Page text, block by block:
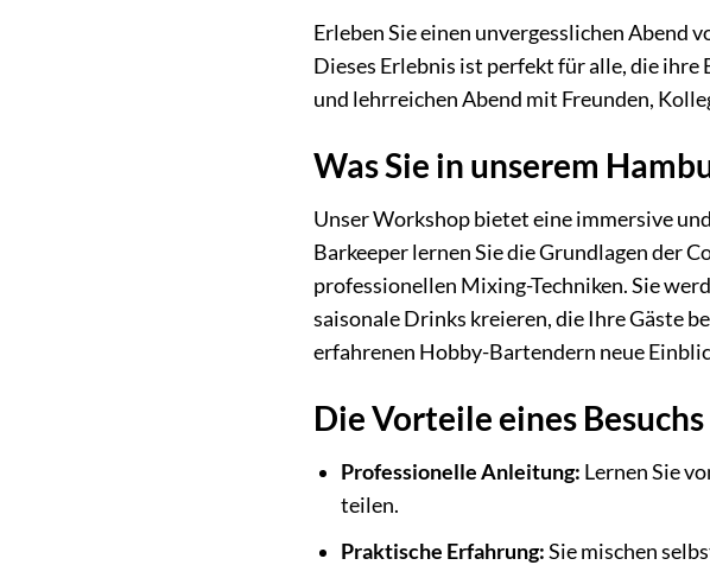
Erleben Sie einen unvergesslichen Abend
Dieses Erlebnis ist perfekt für alle, die
und lehrreichen Abend mit Freunden,
Was Sie in unserem
Unser Workshop bietet eine immersive
Barkeeper lernen Sie die Grundlagen der
professionellen Mixing-Techniken. Sie
saisonale Drinks kreieren, die Ihre Gäste
erfahrenen Hobby-Bartendern neue
Die Vorteile eines
Professionelle Anleitung: Lernen Sie
teilen.
Praktische Erfahrung:Sie mischen